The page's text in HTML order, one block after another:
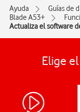
Ayuda Guías de
Blade A53+
Actualiza el software
Elige